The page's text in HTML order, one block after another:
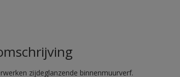
zijdeglanzende binnenmuurverf.